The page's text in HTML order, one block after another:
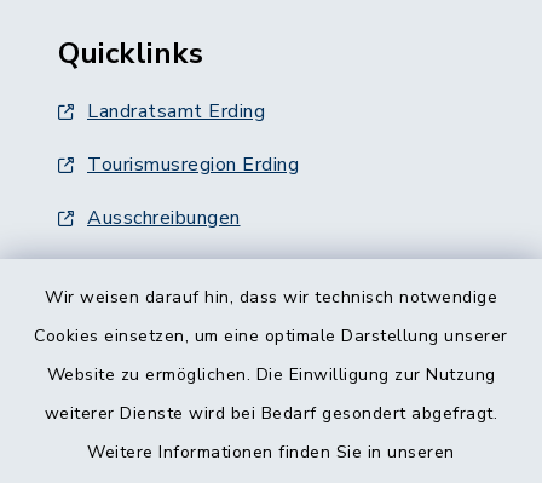
Wir weisen darauf hin, dass wir technisch notwendige
Cookies einsetzen, um eine optimale Darstellung unserer
Website zu ermöglichen. Die Einwilligung zur Nutzung
weiterer Dienste wird bei Bedarf gesondert abgefragt.
Weitere Informationen finden Sie in unseren
Quicklinks
Landratsamt Erding
Tourismusregion Erding
Ausschreibungen
Barrierefreiheit